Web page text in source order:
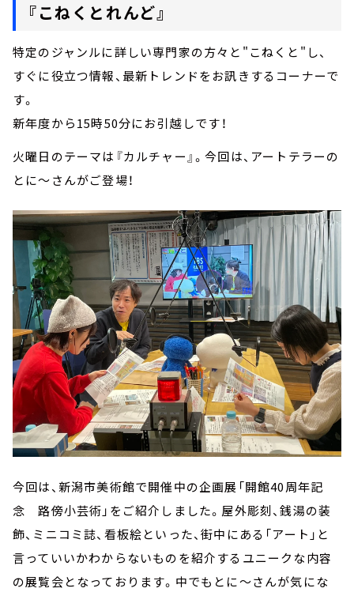
『こねくとれんど』
特定のジャンルに詳しい専門家の方々と"こねくと"し、
すぐに役立つ情報、最新トレンドをお訊きするコーナーで
す。
新年度から15時50分にお引越しです！
火曜日のテーマは『カルチャー』。今回は、アートテラーの
とに～さんがご登場！
今回は、新潟市美術館で開催中の企画展「開館40周年記
念 路傍小芸術」をご紹介しました。屋外彫刻、銭湯の装
飾、ミニコミ誌、看板絵といった、街中にある「アート」と
言っていいかわからないものを紹介するユニークな内容
の展覧会となっております。中でもとに～さんが気にな